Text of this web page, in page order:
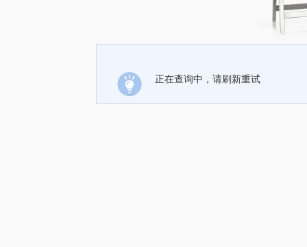
正在查询中，请刷新重试